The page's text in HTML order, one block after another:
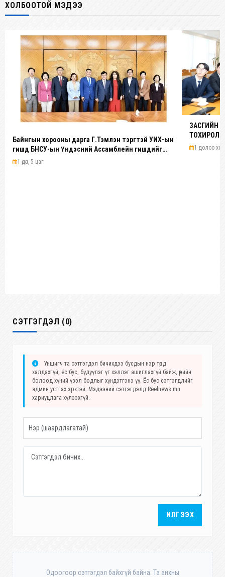
ХОЛБООТОЙ МЭДЭЭ
Байнгын хорооны дарга Г.Тэмүүлэн тэргүүтэй УИХ-ын
гишүүд БНСУ-ын Үндэсний Ассамблейн гишүүдийг
хүлээн авч уулзав
1 өдөр, 5 цаг
ЗАСГИЙН
1 долоо
СЭТГЭГДЭЛ (0)
Уншигч та сэтгэгдэл бичихдээ бусдын нэр төрд
халдахгүй, ёс бус, бүдүүлэг үг хэллэг ашиглахгүй байж, өөрийн
болоод хүний үзэл бодлыг хүндэтгэнэ үү. Ёс бус сэтгэгдлийг
админ устгах эрхтэй. Мэдээний сэтгэгдэлд Reelnews.mn
хариуцлага хүлээхгүй.
ИЛГЭЭХ
Одоогоор сэтгэгдэл байхгүй байна. Та анхны